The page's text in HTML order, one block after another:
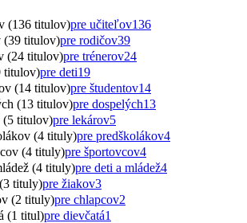
(136 titulov)pre učiteľov136
(39 titulov)pre rodičov39
(24 titulov)pre trénerov24
titulov)pre deti19
(14 titulov)pre študentov14
(13 titulov)pre dospelých13
(5 titulov)pre lekárov5
(4 tituly)pre predškolákov4
(4 tituly)pre športovcov4
(4 tituly)pre deti a mládež4
tituly)pre žiakov3
(2 tituly)pre chlapcov2
(1 titul)pre dievčatá1